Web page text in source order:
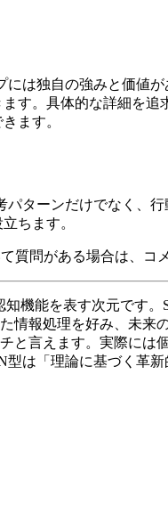
は独自の強みと価値
す。具体的な詳細を
ます。
ターンだけでなく、
ちます。
質問がある場合は、コ
機能を表す次元です
報処理を好み、未
言えます。実際に
は「理論に基づく革